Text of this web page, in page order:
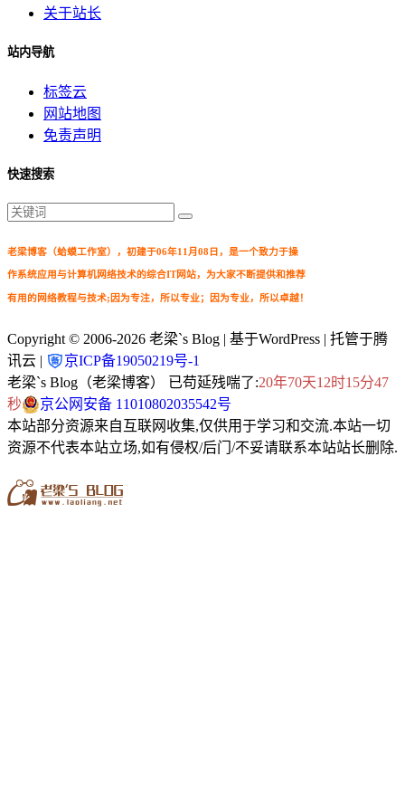
关于站长
站内导航
标签云
网站地图
免责声明
快速搜索
老梁博客（蛤蟆工作室），初建于06年11月08日，是一个致力于操
作系统应用与计算机网络技术的综合IT网站，为大家不断提供和推荐
有用的网络教程与技术;因为专注，所以专业；因为专业，所以卓越！
Copyright © 2006-2026 老梁`s Blog | 基于WordPress | 托管于腾
讯云 |
京ICP备19050219号-1
老梁`s Blog（老梁博客） 已苟延残喘了:20年70天12时15分48
秒
京公网安备 11010802035542号
本站部分资源来自互联网收集,仅供用于学习和交流.本站一切
资源不代表本站立场,如有侵权/后门/不妥请联系本站站长删除.